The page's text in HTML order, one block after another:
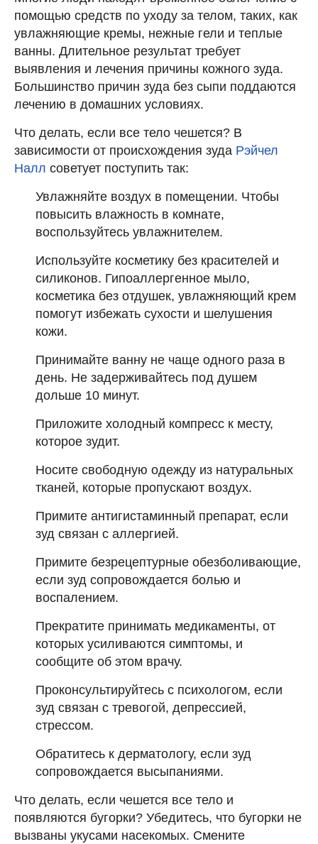
помощью средств по уходу за телом, таких, как
увлажняющие кремы, нежные гели и теплые
ванны. Длительное результат требует
выявления и лечения причины кожного зуда.
Большинство причин зуда без сыпи поддаются
лечению в домашних условиях.
Что делать, если все тело чешется? В
зависимости от происхождения зуда Рэйчел
Налл советует поступить так:
Увлажняйте воздух в помещении. Чтобы
повысить влажность в комнате,
воспользуйтесь увлажнителем.
Используйте косметику без красителей и
силиконов. Гипоаллергенное мыло,
косметика без отдушек, увлажняющий крем
помогут избежать сухости и шелушения
кожи.
Принимайте ванну не чаще одного раза в
день. Не задерживайтесь под душем
дольше 10 минут.
Приложите холодный компресс к месту,
которое зудит.
Носите свободную одежду из натуральных
тканей, которые пропускают воздух.
Примите антигистаминный препарат, если
зуд связан с аллергией.
Примите безрецептурные обезболивающие,
если зуд сопровождается болью и
воспалением.
Прекратите принимать медикаменты, от
которых усиливаются симптомы, и
сообщите об этом врачу.
Проконсультируйтесь с психологом, если
зуд связан с тревогой, депрессией,
стрессом.
Обратитесь к дерматологу, если зуд
сопровождается высыпаниями.
Что делать, если чешется все тело и
появляются бугорки? Убедитесь, что бугорки не
вызваны укусами насекомых. Смените